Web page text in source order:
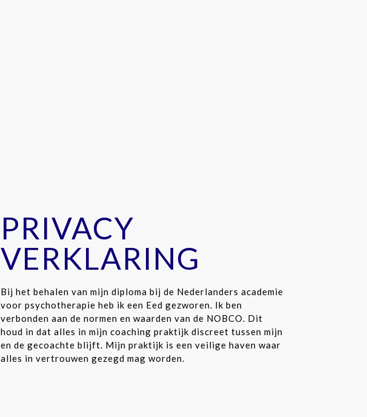
PRIVACY
VERKLARING
Bij het behalen van mijn diploma bij de Nederlanders academie
voor psychotherapie heb ik een Eed gezworen. Ik ben
verbonden aan de normen en waarden van de NOBCO. Dit
houd in dat alles in mijn coaching praktijk discreet tussen mijn
en de gecoachte blijft. Mijn praktijk is een veilige haven waar
alles in vertrouwen gezegd mag worden.